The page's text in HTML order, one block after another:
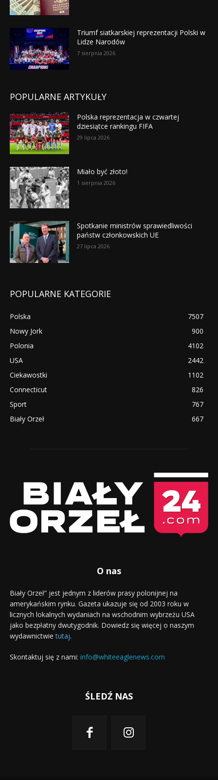
Triumf siatkarskiej reprezentacji Polski w
Lidze Narodów
7 sierpnia 2026
POPULARNE ARTYKUŁY
Polska reprezentacja w czwartej
dziesiątce rankingu FIFA
29 lipca 2026
Miało być złoto!
1 sierpnia 2026
Spotkanie ministrów sprawiedliwości
państw członkowskich UE
27 lipca 2026
POPULARNE KATEGORIE
Polska
7507
Nowy Jork
900
Polonia
4102
USA
2442
Ciekawostki
1102
Connecticut
826
Sport
767
Biały Orzeł
667
O nas
Biały Orzeł” jest jednym z liderów prasy polonijnej na
amerykańskim rynku. Gazeta ukazuje się od 2003 roku w
licznych lokalnych wydaniach na wschodnim wybrzeżu USA
jako bezpłatny dwutygodnik. Dowiedz się więcej o naszym
wydawnictwietutaj.
Skontaktuj się z nami: info@whiteeaglenews.com
ŚLEDŹ NAS